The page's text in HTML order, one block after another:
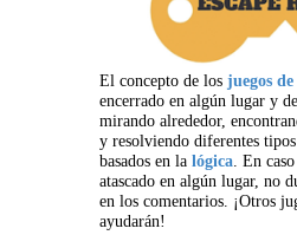
El concepto de los juegos de
encerrado en algún lugar y
mirando alrededor,
y resolviendo diferentes
basados en la lógica. En
atascado en algún lugar, no
en los comentarios. ¡Otros
ayudarán!